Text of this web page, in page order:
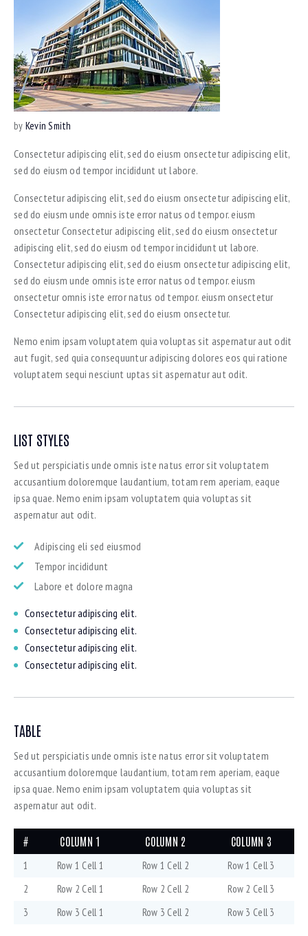
by Kevin Smith
Consectetur adipiscing elit, sed do eiusm onsectetur adipiscing elit,
sed do eiusm od tempor incididunt ut labore.
Consectetur adipiscing elit, sed do eiusm onsectetur adipiscing elit,
sed do eiusm unde omnis iste error natus od tempor. eiusm
onsectetur Consectetur adipiscing elit, sed do eiusm onsectetur
adipiscing elit, sed do eiusm od tempor incididunt ut labore.
Consectetur adipiscing elit, sed do eiusm onsectetur adipiscing elit,
sed do eiusm unde omnis iste error natus od tempor. eiusm
onsectetur omnis iste error natus od tempor. eiusm onsectetur
Consectetur adipiscing elit, sed do eiusm onsectetur.
Nemo enim ipsam voluptatem quia voluptas sit aspernatur aut odit
aut fugit, sed quia consequuntur adipiscing dolores eos qui ratione
voluptatem sequi nesciunt uptas sit aspernatur aut odit.
LIST STYLES
Sed ut perspiciatis unde omnis iste natus error sit voluptatem
accusantium doloremque laudantium, totam rem aperiam, eaque
ipsa quae. Nemo enim ipsam voluptatem quia voluptas sit
aspernatur aut odit.
Adipiscing eli sed eiusmod
Tempor incididunt
Labore et dolore magna
Consectetur adipiscing elit.
Consectetur adipiscing elit.
Consectetur adipiscing elit.
Consectetur adipiscing elit.
TABLE
Sed ut perspiciatis unde omnis iste natus error sit voluptatem
accusantium doloremque laudantium, totam rem aperiam, eaque
ipsa quae. Nemo enim ipsam voluptatem quia voluptas sit
aspernatur aut odit.
# COLUMN 1 COLUMN 2 COLUMN 3
1 Row 1 Cell 1 Row 1 Cell 2
Row 1 Cell 3
2
Row 2 Cell 1 Row 2 Cell 2
Row 2 Cell 3
3
Row 3 Cell 1 Row 3 Cell 2 Row 3 Cell 3